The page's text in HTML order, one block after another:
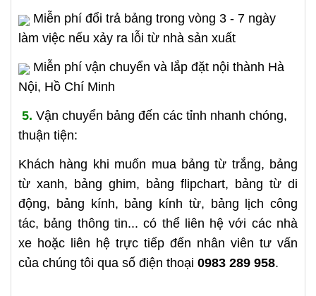
Miễn phí đổi trả bảng trong vòng 3 - 7 ngày
làm việc nếu xảy ra lỗi từ nhà sản xuất
Miễn phí vận chuyển và lắp đặt nội thành Hà
Nội, Hồ Chí Minh
5. Vận chuyển bảng đến các tỉnh nhanh chóng,
thuận tiện:
Khách hàng khi muốn mua bảng từ trắng, bảng
từ xanh, bảng ghim, bảng flipchart, bảng từ di
động, bảng kính, bảng kính từ, bảng lịch công
tác, bảng thông tin... có thể liên hệ với các nhà
xe hoặc liên hệ trực tiếp đến nhân viên tư vấn
của chúng tôi qua số điện thoại 0983 289 958.